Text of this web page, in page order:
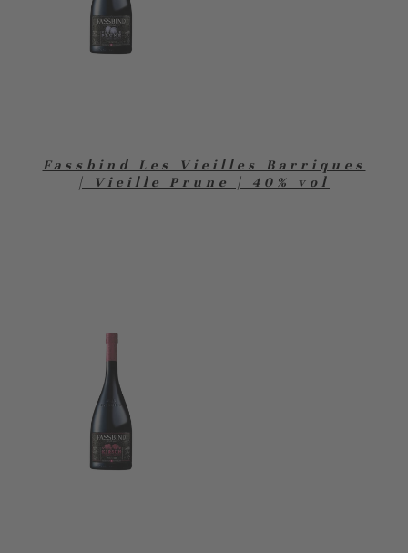
Fassbind Les Vieilles Barriques
| Vieille Prune | 40% vol